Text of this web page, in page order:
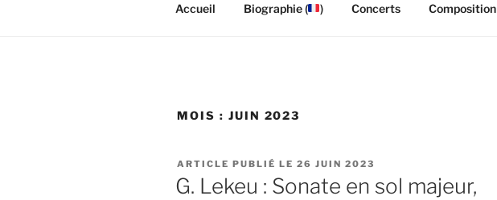
Accueil Biographie ( ) Concerts Composition
MOIS : JUIN 2023
PUBLIÉ
LE
26 JUIN 2023
G. Lekeu : Sonate en sol majeur,